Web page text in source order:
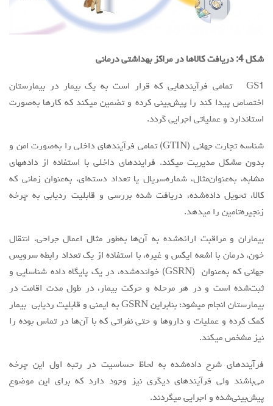
شکل 4: دریافت کالاها در مراکز بهداشتی درمانی
GS1 تمامی فرآیندهایی که قرار است به یک بیمار در بیمارستان
اختصاص پیدا کند را پیش‌بینی کرده و تضمین میکند که کارها به‌صورت
استاندارد و عملیاتی اجرایی گردد.
شناسه تجارت جهانی (GTIN) تمامی فرآیندهای داخلی را به‌صورت امن و
بدون مشکل مدیریت میکند. فرایندهای داخلی با استفاده از دادههای
مشابه، به‌عنوان‌مثال، شماره‌سریال یا تعداد دسته‌ای، به‌عنوان زمانی که
کالا، تحویل داده‌شده، دریافت شده بررسی و قابلیت ردیابی به چرخه
زنجیره‌تامین را میدهد.
بیماران و مراقبت ارائه‌شده به آن‌ها به‌طور مثال اعمال جراحی، انتقال
خون، درمان با اشعه ایکس و غیره، با استفاده از یک تعداد رابطه سرویس
جهانی که به‌عنوان (GSRN) خوانده‌شده، در یک پایگاه داده شناسایی و
ثبت‌شده است و در هر مرحله و حرکت بیمار، در طول مدت اقامت در
بیمارستان انجام میشود؛ بنابراین GSRN به ایمنی و قابلیت ردیابی بیمار
کمک کرده و عملیات و داروها و حتی نفراتی که با آن‌ها در تماس بوده را
نیز مشخص میکند.
فرآیندهای شرح داده‌شده به لحاظ حساسیت در رتبه اول این چرخه
می‌باشند ولی فرآیندهای دیگری نیز وجود دارد که برای این موضوع
پیش‌بینی‌شده و اجرایی میگردند.